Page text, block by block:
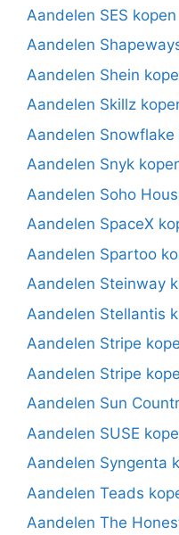
Aandelen SES kopen
Aandelen
Aandelen Shein
Aandelen Skillz
Aandelen Snowflake
Aandelen Snyk
Aandelen Soho
Aandelen SpaceX
Aandelen Spartoo
Aandelen Steinway
Aandelen Stellantis
Aandelen Stripe
Aandelen Stripe
Aandelen Sun
Aandelen SUSE
Aandelen Syngenta
Aandelen Teads
Aandelen The